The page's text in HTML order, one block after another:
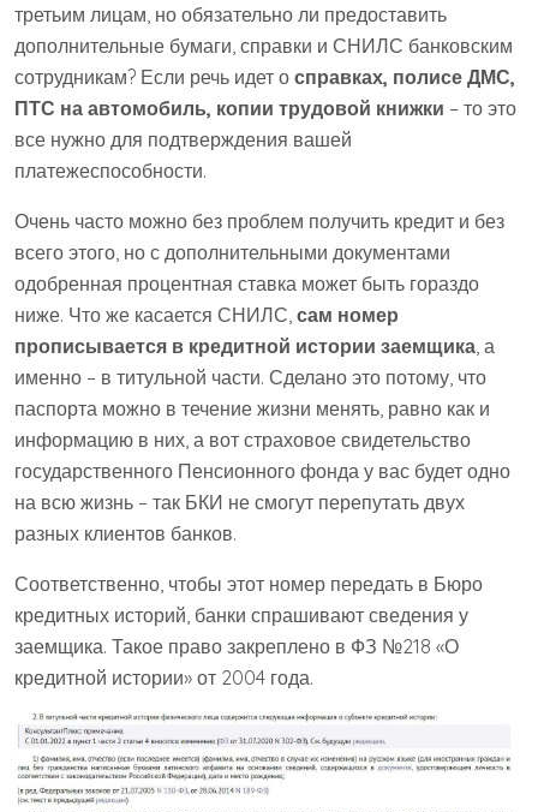
третьим лицам, но обязательно ли предоставить
дополнительные бумаги, справки и СНИЛС банковским
сотрудникам? Если речь идет о справках, полисе ДМС,
ПТС на автомобиль, копии трудовой книжки – то это
все нужно для подтверждения вашей
платежеспособности.
Очень часто можно без проблем получить кредит и без
всего этого, но с дополнительными документами
одобренная процентная ставка может быть гораздо
ниже. Что же касается СНИЛС, сам номер
прописывается в кредитной истории заемщика , а
именно – в титульной части. Сделано это потому, что
паспорта можно в течение жизни менять, равно как и
информацию в них, а вот страховое свидетельство
государственного Пенсионного фонда у вас будет одно
на всю жизнь – так БКИ не смогут перепутать двух
разных клиентов банков.
Соответственно, чтобы этот номер передать в Бюро
кредитных историй, банки спрашивают сведения у
заемщика. Такое право закреплено в ФЗ №218 «О
кредитной истории» от 2004 года.